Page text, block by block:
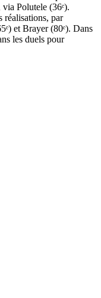
Polutele (36ᵉ).
réalisations, par
et Brayer (80ᵉ). Dans
les duels pour